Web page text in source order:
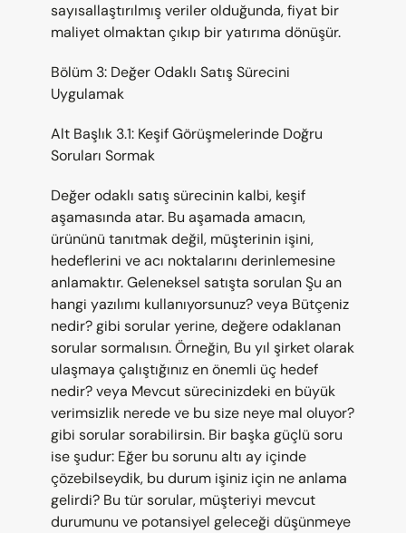
sayısallaştırılmış veriler olduğunda, fiyat bir
maliyet olmaktan çıkıp bir yatırıma dönüşür.
Bölüm 3: Değer Odaklı Satış Sürecini
Uygulamak
Alt Başlık 3.1: Keşif Görüşmelerinde Doğru
Soruları Sormak
Değer odaklı satış sürecinin kalbi, keşif
aşamasında atar. Bu aşamada amacın,
ürününü tanıtmak değil, müşterinin işini,
hedeflerini ve acı noktalarını derinlemesine
anlamaktır. Geleneksel satışta sorulan Şu an
hangi yazılımı kullanıyorsunuz? veya Bütçeniz
nedir? gibi sorular yerine, değere odaklanan
sorular sormalısın. Örneğin, Bu yıl şirket olarak
ulaşmaya çalıştığınız en önemli üç hedef
nedir? veya Mevcut sürecinizdeki en büyük
verimsizlik nerede ve bu size neye mal oluyor?
gibi sorular sorabilirsin. Bir başka güçlü soru
ise şudur: Eğer bu sorunu altı ay içinde
çözebilseydik, bu durum işiniz için ne anlama
gelirdi? Bu tür sorular, müşteriyi mevcut
durumunu ve potansiyel geleceği düşünmeye